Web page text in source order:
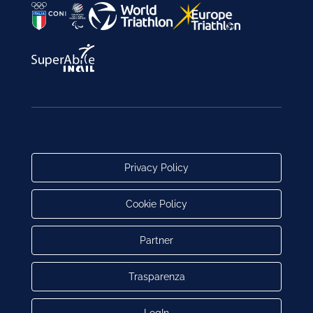
Privacy Policy
Cookie Policy
Partner
Trasparenza